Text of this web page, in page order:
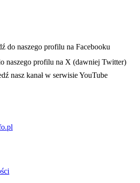
się w nowej karcie
do naszego profilu na Facebooku
karcie
naszego profilu na X (dawniej Twitter)
się w nowej karcie
nasz kanał w serwisie YouTube